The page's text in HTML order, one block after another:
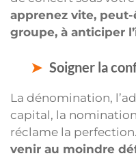
apprenez vite,
groupe, à anticiper
Soigner la
La dénomination,
capital, la
réclame la perfection.
venir au moindre